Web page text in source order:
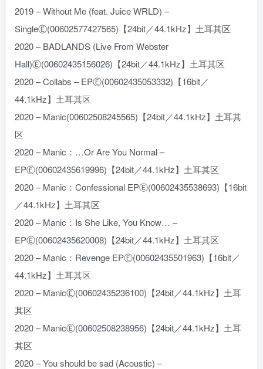
2019 – Without Me (feat. Juice WRLD) –
SingleⒺ(00602577427565)【24bit／44.1kHz】土耳其区
2020 – BADLANDS (Live From Webster
Hall)Ⓔ(00602435156026)【24bit／44.1kHz】土耳其区
2020 – Collabs – EPⒺ(00602435053332)【16bit／
44.1kHz】土耳其区
2020 – Manic(00602508245565)【24bit／44.1kHz】土耳其
区
2020 – Manic：…Or Are You Normal –
EPⒺ(00602435619996)【24bit／44.1kHz】土耳其区
2020 – Manic：Confessional EPⒺ(00602435538693)【16bit
／44.1kHz】土耳其区
2020 – Manic：Is She Like, You Know… –
EPⒺ(00602435620008)【24bit／44.1kHz】土耳其区
2020 – Manic：Revenge EPⒺ(00602435501963)【16bit／
44.1kHz】土耳其区
2020 – ManicⒺ(00602435236100)【24bit／44.1kHz】土耳
其区
2020 – ManicⒺ(00602508238956)【24bit／44.1kHz】土耳
其区
2020 – You should be sad (Acoustic) –